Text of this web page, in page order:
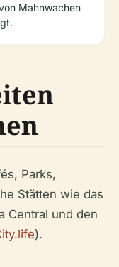
Mahnwachen
Parks,
Stätten wie das
Central und den
).